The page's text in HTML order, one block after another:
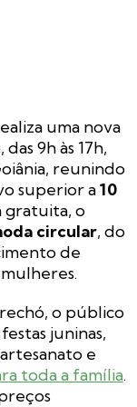
uma nova
9h às 17h,
reunindo
superior a10
gratuita, o
circular, do
de
o público
juninas,
e
toda a família.